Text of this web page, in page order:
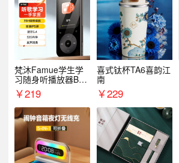
梵沐Famue学生学
习随身听播放器BL1
5（64G）
￥219
喜式钛杯TA6喜韵江
南
￥229